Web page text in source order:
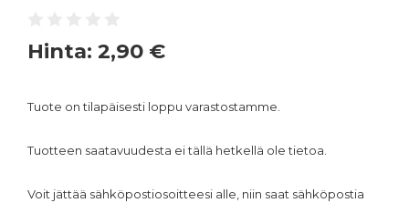
Hinta: 2,90 €
Tuote on tilapäisesti loppu varastostamme.
Tuotteen saatavuudesta ei tällä hetkellä ole tietoa.
Voit jättää sähköpostiosoitteesi alle, niin saat sähköpostia